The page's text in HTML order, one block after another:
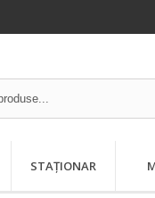
STAȚIONAR